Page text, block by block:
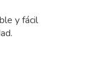
y fácil